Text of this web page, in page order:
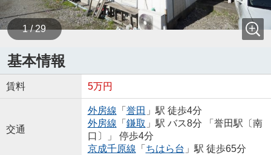
1 / 29
基本情報
賃料 5万円
交通
外房線 「 誉田 」駅 徒歩4分
外房線 「 鎌取 」駅 バス8分 「誉田駅〔南
口〕」 停歩4分
京成千原線 「 ちはら台 」駅 徒歩65分